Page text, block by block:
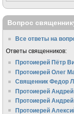
Вопрос
Все ответы на
Ответы священников:
Протоиерей Пётр
Протоиерей Олег
Священник Федор
Протоиерей
Протоиерей
Протоиерей